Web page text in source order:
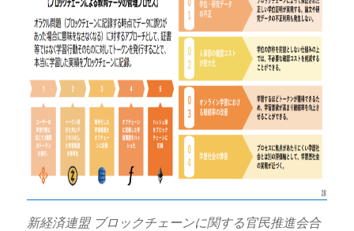
新経済連盟 ブロックチェーンに関する官民推進会合